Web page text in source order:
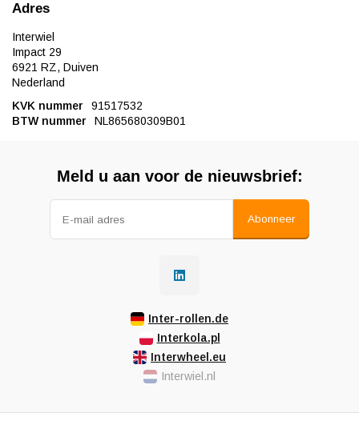
Adres
Interwiel
Impact 29
6921 RZ, Duiven
Nederland
KVK nummer
91517532
BTW nummer
NL865680309B01
Meld u aan voor de nieuwsbrief:
Abonneer
Inter-rollen.de
Interkola.pl
Interwheel.eu
Interwiel.nl